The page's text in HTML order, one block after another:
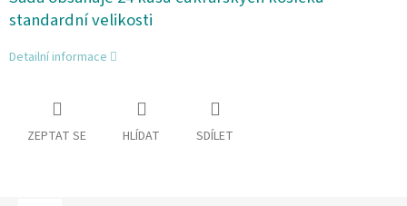
standardní velikosti
Detailní informace
ZEPTAT SE HLÍDAT SDÍLET